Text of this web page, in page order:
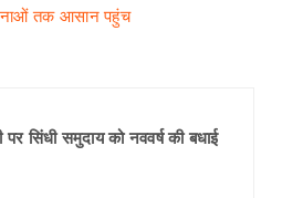
तक आसान पहुंच
सिंधी समुदाय को नववर्ष की बधाई